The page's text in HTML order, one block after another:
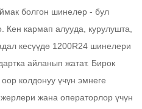
болгон шинелер - бул
кармап алууда, курулушта,
кесүүдө 1200R24 шинелери
айланып жатат. Бирок
колдонуу үчүн эмнеге
жана операторлор үчүн